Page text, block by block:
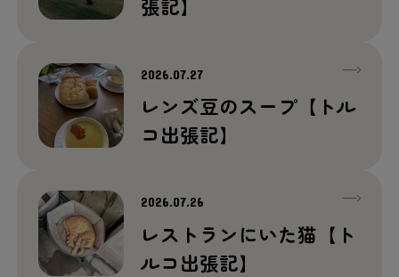
張記】
2026.07.27
レンズ豆のスープ【トル
コ出張記】
2026.07.26
レストランにいた猫【ト
ルコ出張記】